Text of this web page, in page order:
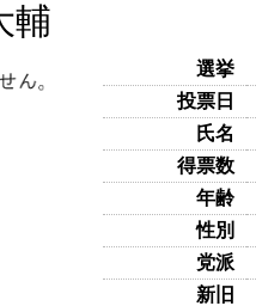
輔
選挙
投票日
氏名
得票数
年齢
性別
党派
新旧